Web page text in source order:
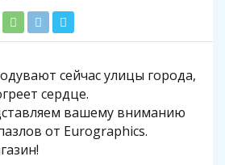
сейчас улицы города,
сердце.
вашему вниманию
от Eurographics.